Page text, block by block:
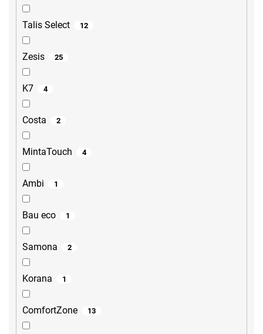
Talis Select 12
Zesis 25
K7 4
Costa 2
MintaTouch 4
Ambi 1
Bau eco 1
Samona 2
Korana 1
ComfortZone 13